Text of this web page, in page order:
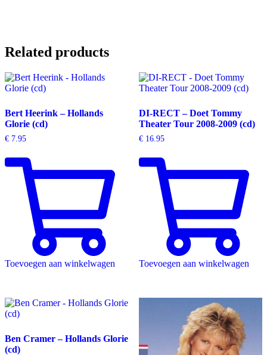
Related products
Bert Heerink – Hollands
Glorie (cd)
€ 7.95
Toevoegen aan winkelwagen
DI-RECT – Doet Tommy
Theater Tour 2008-2009 (cd)
€16.95
Toevoegen aan winkelwagen
Ben Cramer – Hollands Glorie
(cd)